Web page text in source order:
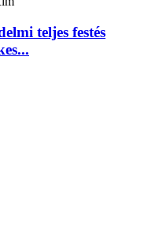
teljes festés